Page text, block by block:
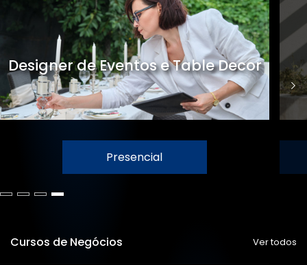
Designer de Eventos e Table Decor
Presencial
Cursos de Negócios Ver todos